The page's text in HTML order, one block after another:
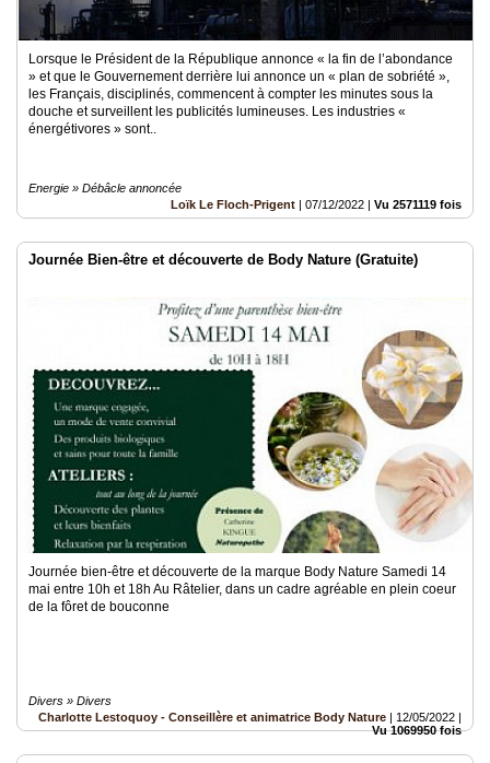
Lorsque le Président de la République annonce « la fin de l’abondance
» et que le Gouvernement derrière lui annonce un « plan de sobriété »,
les Français, disciplinés, commencent à compter les minutes sous la
douche et surveillent les publicités lumineuses. Les industries «
énergétivores » sont..
Energie » Débâcle annoncée
Loïk Le Floch-Prigent | 07/12/2022 | Vu 2571119 fois
Journée Bien-être et découverte de Body Nature (Gratuite)
Journée bien-être et découverte de la marque Body Nature Samedi 14
mai entre 10h et 18h Au Râtelier, dans un cadre agréable en plein coeur
de la fôret de bouconne
Divers » Divers
Charlotte Lestoquoy - Conseillère et animatrice Body Nature | 12/05/2022 |
Vu 1069950 fois